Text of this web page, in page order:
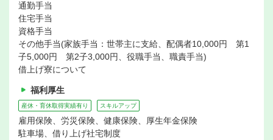
通勤手当
住宅手当
資格手当
その他手当(家族手当：世帯主に支給、配偶者10,000円 第1
子5,000円 第2子3,000円、役職手当、職責手当)
借上げ寮について
福利厚生
産休・育休取得実績有り スキルアップ
雇用保険、労災保険、健康保険、厚生年金保険
駐車場、借り上げ社宅制度